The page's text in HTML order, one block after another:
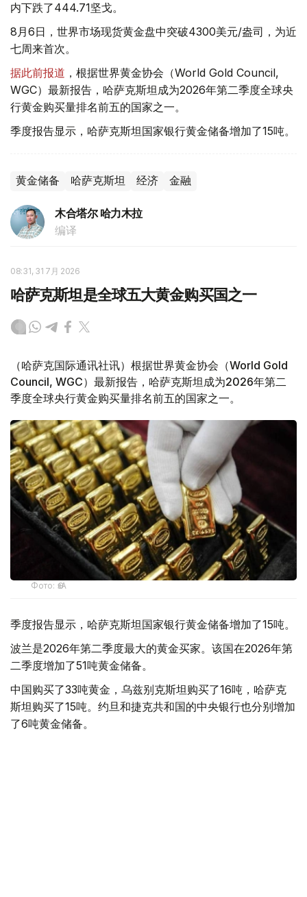
内下跌了444.71坚戈。
8月6日，世界市场现货黄金盘中突破4300美元/盎司，为近
七周来首次。
据此前报道 ，根据世界黄金协会（World Gold Council,
WGC）最新报告，哈萨克斯坦成为2026年第二季度全球央
行黄金购买量排名前五的国家之一。
季度报告显示，哈萨克斯坦国家银行黄金储备增加了15吨。
黄金储备 哈萨克斯坦 经济 金融
木合塔尔 哈力木拉
编译
08:31, 31 7月 2026
哈萨克斯坦是全球五大黄金购买国之一
（哈萨克国际通讯社讯）根据世界黄金协会（World Gold
Council, WGC）最新报告，哈萨克斯坦成为2026年第二
季度全球央行黄金购买量排名前五的国家之一。
Фото: ӨзА
季度报告显示，哈萨克斯坦国家银行黄金储备增加了15吨。
波兰是2026年第二季度最大的黄金买家。该国在2026年第
二季度增加了51吨黄金储备。
中国购买了33吨黄金，乌兹别克斯坦购买了16吨，哈萨克
斯坦购买了15吨。约旦和捷克共和国的中央银行也分别增加
了6吨黄金储备。